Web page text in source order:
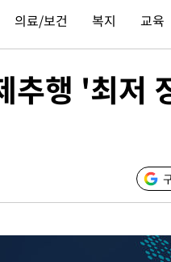
의료/보건 복지 교육
행 '최저